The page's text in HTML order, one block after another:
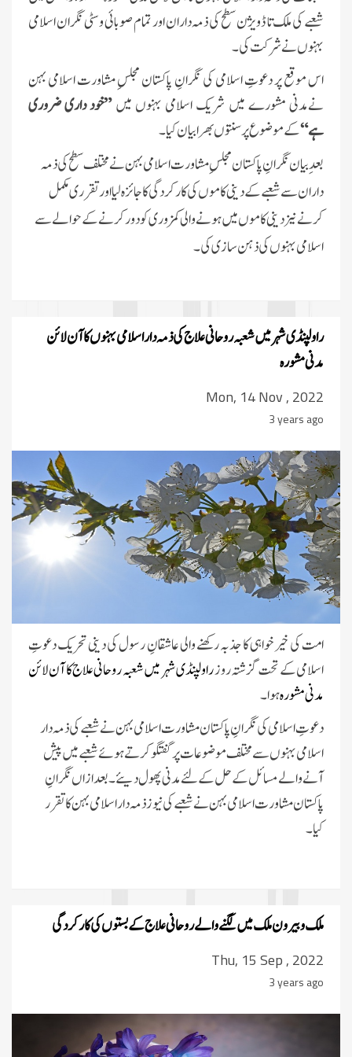
شعبے کی ملک تا ڈویژن سطح کی ذمہ داران اور تمام صوبائی و سٹی نگران اسلامی
بہنوں نے شرکت کی۔
اس موقع پر دعوتِ اسلامی کی نگرانِ پاکستان مجلسِ مشاورت اسلامی بہن
نےمدنی مشورے میں شریک اسلامی بہنوں میں”خود داری ضروری
ہے“کے موضوع پر سنتوں بھرا بیان کیا۔
بعدِ بیان نگرانِ پاکستان مجلسِ مشاورت اسلامی بہن نےمختلف سطح کی ذمہ
داران سے شعبے کے دینی کاموں کی کارکردگی کا جائزہ لیااورتقرری مکمل
کرنےنیز دینی کاموں میں ہونے والیکمزوری کو دور کرنے کے حوالے سے
اسلامی بہنوں کی ذہن سازی کی۔
راولپنڈی شہر میں شعبہ روحانی علاج کی ذمہ دار اسلامی بہنوں کا آن لائن
مدنی مشورہ
Mon, 14 Nov , 2022
3 years ago
امت کی خیر خواہی کا جذبہ رکھنے والی عاشقانِ رسول کی دینی تحریک دعوتِ
اسلامی کے تحت گزشتہ روزراولپنڈی شہر میں شعبہ روحانی علاج کا آن لائن
مدنی مشورہہوا۔
دعوتِ اسلامی کی نگرانِ پاکستان مشاورت اسلامی بہن نے شعبے کی ذمہ دار
اسلامی بہنوں سے مختلف موضوعات پر گفتگو کرتے ہوئے شعبے میں پیش
آنے والے مسائل کے حل کے لئے مدنی پھول دیئے۔بعدازاں نگرانِ
پاکستان مشاورت اسلامی بہن نے شعبے کی نیوز ذمہ دار اسلامی بہن کا تقرر
کیا۔
ملک و بیرون ملک میں لگنے والے روحانی علاج کے بستوں کی کارکردگی
Thu, 15 Sep , 2022
3 years ago